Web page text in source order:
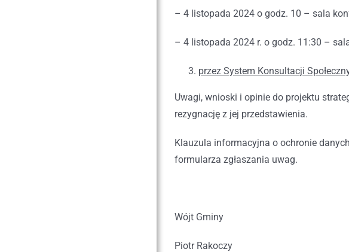
– 4 listopada 2024 o godz. 10 – sala
– 4 listopada 2024 r. o godz. 11:30 –
przez System Konsultacji
Uwagi, wnioski i opinie do projektu
rezygnację z jej przedstawienia.
Klauzula informacyjna o ochronie
formularza zgłaszania uwag.
Wójt Gminy
Piotr Rakoczy